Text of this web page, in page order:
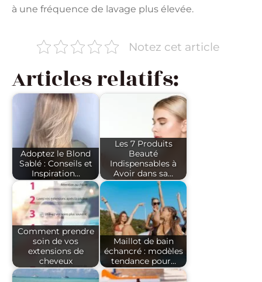
à une fréquence de lavage plus élevée.
Notez cet article
Articles relatifs:
Adoptez le Blond
Sablé : Conseils et
Inspiration…
Les 7 Produits
Beauté
Indispensables à
Avoir dans sa…
Comment prendre
soin de vos
extensions de
cheveux
Maillot de bain
échancré : modèles
tendance pour…